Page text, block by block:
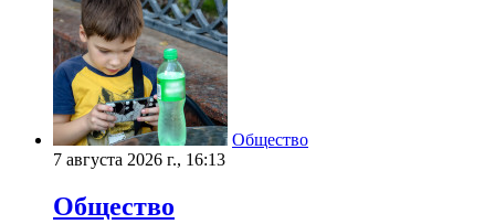
Общество
7 августа 2026 г., 16:13
Общество